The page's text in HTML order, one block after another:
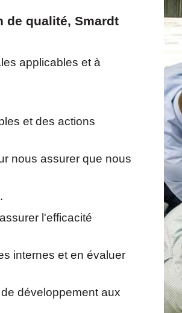
de qualité, Smardt
applicables et à
et des actions
nous assurer que nous
l'efficacité
internes et en évaluer
développement aux